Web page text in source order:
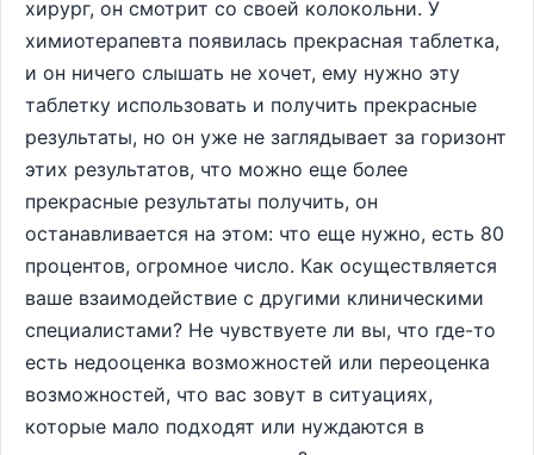
хирург, он смотрит со своей колокольни. У
химиотерапевта появилась прекрасная таблетка,
и он ничего слышать не хочет, ему нужно эту
таблетку использовать и получить прекрасные
результаты, но он уже не заглядывает за горизонт
этих результатов, что можно еще более
прекрасные результаты получить, он
останавливается на этом: что еще нужно, есть 80
процентов, огромное число. Как осуществляется
ваше взаимодействие с другими клиническими
специалистами? Не чувствуете ли вы, что где-то
есть недооценка возможностей или переоценка
возможностей, что вас зовут в ситуациях,
которые мало подходят или нуждаются в